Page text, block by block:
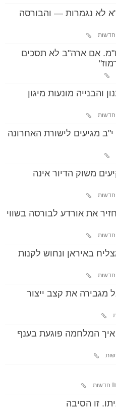
לא נגמרות — והבורסה
חדשות
אם ארה"ב לא תסכים
והבנייה מונעות מיגון
חדשות
מגיעים לישורת האחרונה
משוק הדיור אינה
חדשות
את אורדע לבורסה בשווי
חדשות
באיראן ונחוש לקנות
חדשות
מגבירה את קצב ייצור
24 דקות: איך המלחמה פוגעת בענף
חדשות
זו הסיבה